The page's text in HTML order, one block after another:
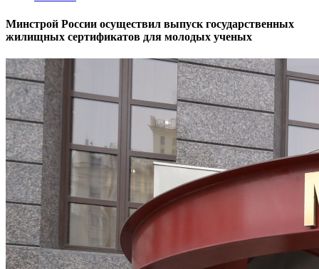
Минстрой России осуществил выпуск государственных
жилищных сертификатов для молодых ученых